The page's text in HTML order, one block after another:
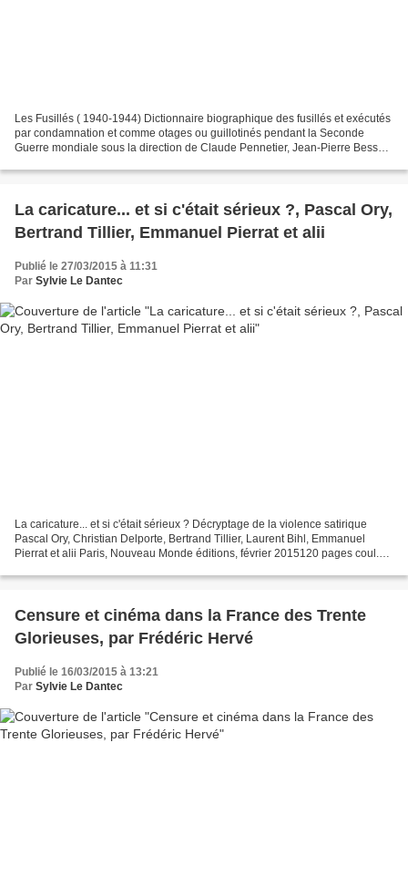
Les Fusillés ( 1940-1944) Dictionnaire biographique des fusillés et exécutés
par condamnation et comme otages ou guillotinés pendant la Seconde
Guerre mondiale sous la direction de Claude Pennetier, Jean-Pierre Besse,
La caricature... et si c'était sérieux ?, Pascal Ory,
Bertrand Tillier, Emmanuel Pierrat et alii
Publié le 27/03/2015 à 11:31
Par Sylvie Le Dantec
La caricature... et si c'était sérieux ? Décryptage de la violence satirique
Pascal Ory, Christian Delporte, Bertrand Tillier, Laurent Bihl, Emmanuel
Pierrat et alii Paris, Nouveau Monde éditions, février 2015120 pages coul.
Censure et cinéma dans la France des Trente
Glorieuses, par Frédéric Hervé
Publié le 16/03/2015 à 13:21
Par Sylvie Le Dantec